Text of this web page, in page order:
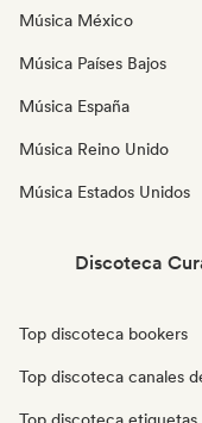
Música México
Música Países Bajos
Música España
Música Reino Unido
Música Estados Unidos
Discoteca
Top discoteca bookers
Top discoteca canales